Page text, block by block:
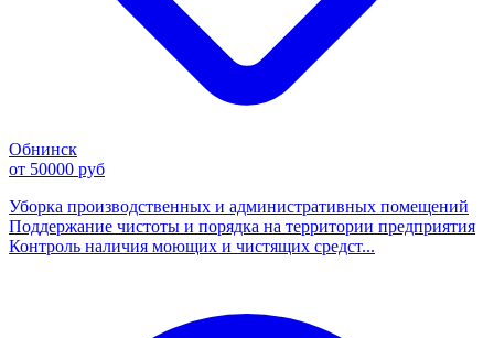
Обнинск
от 50000 руб
Уборка производственных и административных помещений
Поддержание чистоты и порядка на территории предприятия
Контроль наличия моющих и чистящих средст...